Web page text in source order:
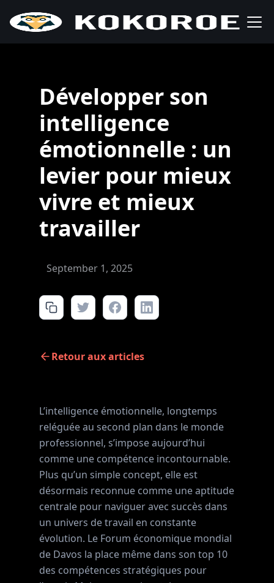
Développer son
intelligence
émotionnelle : un
levier pour mieux
vivre et mieux
travailler
September 1, 2025
Retour aux articles
L’intelligence émotionnelle, longtemps
reléguée au second plan dans le monde
professionnel, s’impose aujourd’hui
comme une compétence incontournable.
Plus qu’un simple concept, elle est
désormais reconnue comme une aptitude
centrale pour naviguer avec succès dans
un univers de travail en constante
évolution. Le Forum économique mondial
de Davos la place même dans son top 10
des compétences stratégiques pour